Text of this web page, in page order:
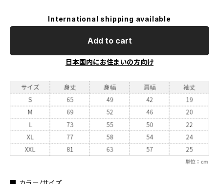
International shipping available
Add to cart
日本国内にお住まいの方向け